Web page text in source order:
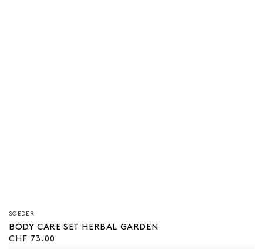
Verkäufer/in:
SOEDER
BODY CARE SET HERBAL GARDEN
Regulärer
CHF 73.00